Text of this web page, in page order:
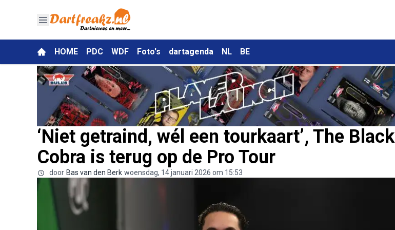
HOME PDC WDF Foto's dartagenda NL BE
‘Niet getraind, wél een tourkaart’, The Black
Cobra is terug op de Pro Tour
door Bas van den Berk woensdag, 14 januari 2026 om 15:53